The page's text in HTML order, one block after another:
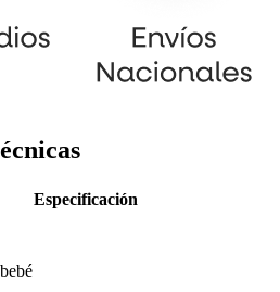
Especificación